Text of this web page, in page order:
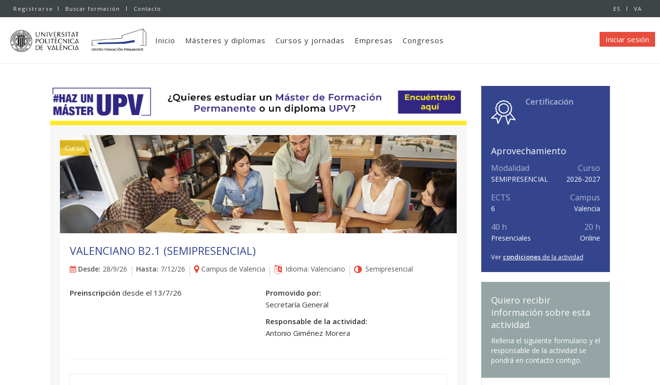
Registrarse Buscar formación Contacto ES VA
Iniciar sesión
Inicio Másteres y diplomas Cursos y jornadas Empresas Congresos
Curso
VALENCIANO B2.1 (SEMIPRESENCIAL)
Desde: 28/9/26 Hasta: 7/12/26 Campus de Valencia Idioma: Valenciano Semipresencial
Preinscripción desde el 13/7/26
Promovido por:
Secretaría General
Responsable de la actividad:
Antonio Giménez Morera
Certificación
Aprovechamiento
Modalidad
SEMIPRESENCIAL
Curso
2026-2027
ECTS
6
Campus
Valencia
40 h
Presenciales
20 h
Online
Ver condicionesde la actividad
Quiero recibir
información sobre esta
actividad.
Rellena el siguiente formulario y el
responsable de la actividad se
pondrá en contacto contigo.